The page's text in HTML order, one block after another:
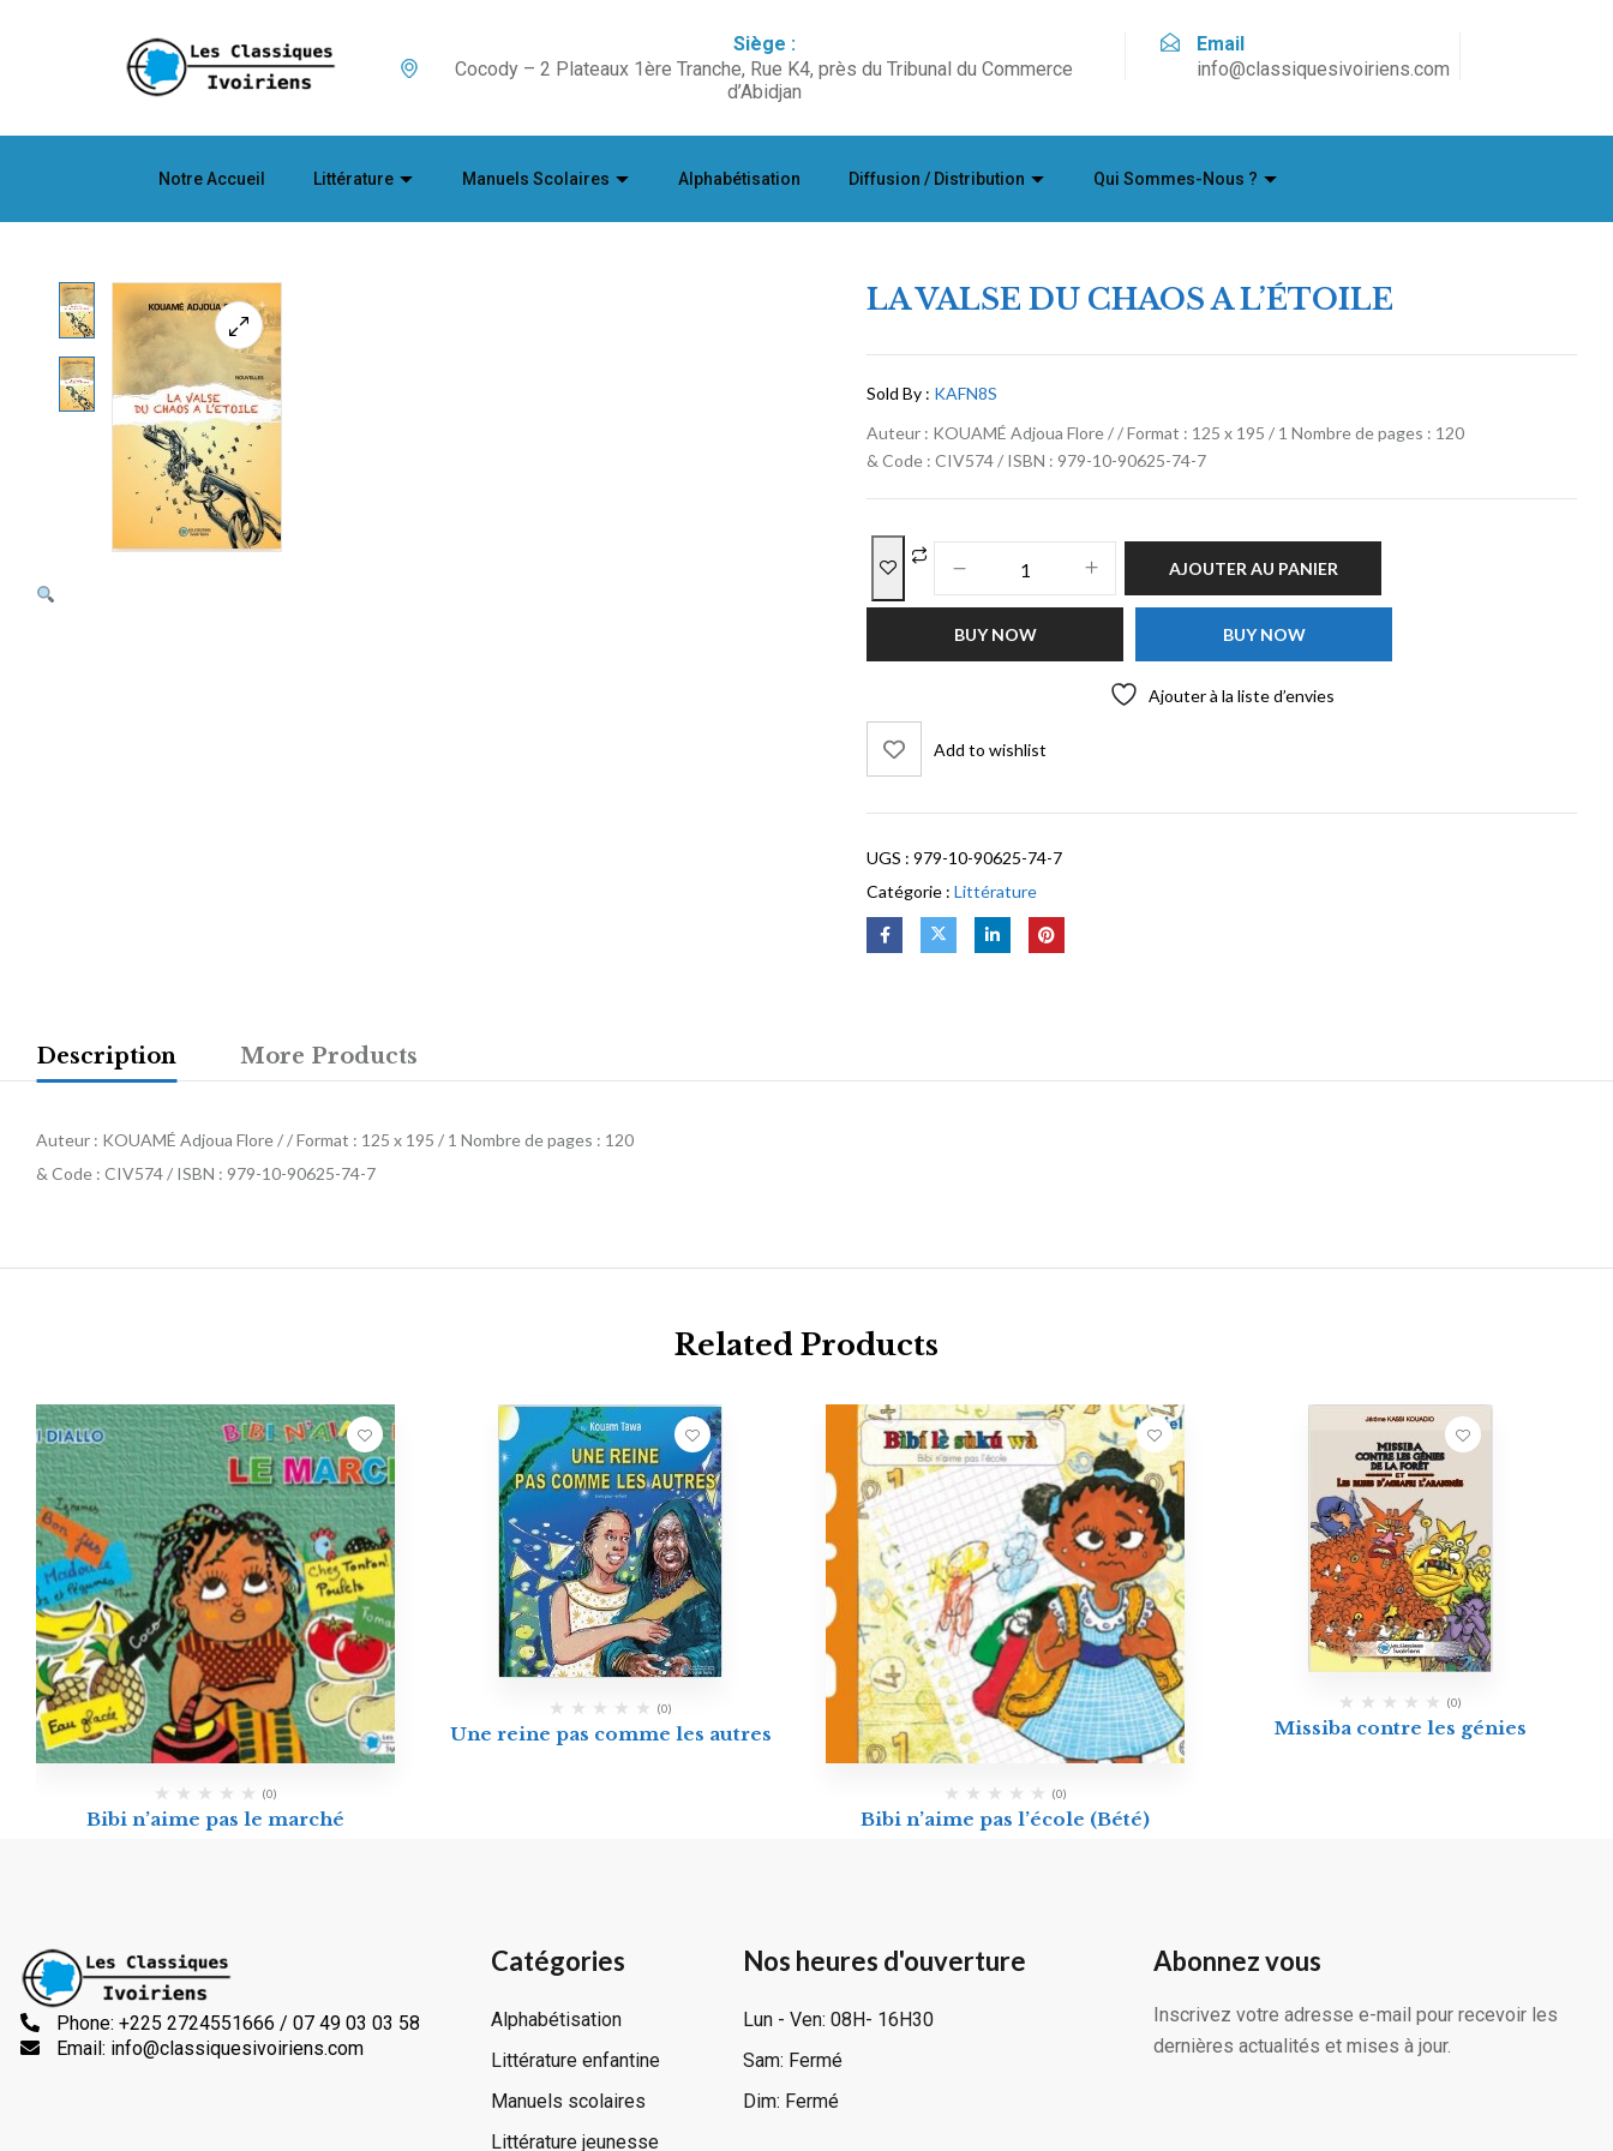
Siège :
Cocody – 2 Plateaux 1ère Tranche, Rue K4, près du Tribunal du Commerce
d’Abidjan
Email
info@classiquesivoiriens.com
Notre Accueil Littérature Manuels Scolaires Alphabétisation Diffusion / Distribution Qui Sommes-Nous ?
LA VALSE DU CHAOS A L’ÉTOILE
Sold By : KAFN8S
Auteur : KOUAMÉ Adjoua Flore / / Format : 125 x 195 / 1 Nombre de pages : 120
& Code : CIV574 / ISBN : 979-10-90625-74-7
AJOUTER AU PANIER
BUY NOW BUY NOW
Ajouter à la liste d’envies
Add to wishlist
UGS : 979-10-90625-74-7
Catégorie : Littérature
Description More Products
Auteur : KOUAMÉ Adjoua Flore / / Format : 125 x 195 / 1 Nombre de pages : 120
& Code : CIV574 / ISBN : 979-10-90625-74-7
Related Products
(0)
Bibi n’aime pas le marché
(0)
Une reine pas comme les autres
(0)
Bibi n’aime pas l’école (Bété)
(0)
Missiba contre les génies
Phone: +225 2724551666 / 07 49 03 03 58
Email: info@classiquesivoiriens.com
Catégories
Alphabétisation
Littérature enfantine
Manuels scolaires
Littérature jeunesse
Nos heures d'ouverture
Lun - Ven: 08H- 16H30
Sam: Fermé
Dim: Fermé
Abonnez vous
Inscrivez votre adresse e-mail pour recevoir les
dernières actualités et mises à jour.